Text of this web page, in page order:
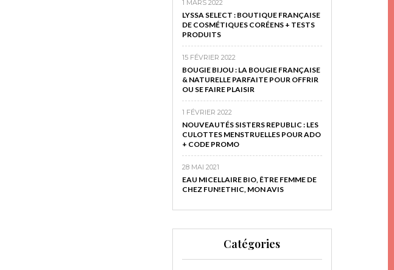
1 MARS 2022
LYSSA SELECT : BOUTIQUE FRANÇAISE
DE COSMÉTIQUES CORÉENS + TESTS
PRODUITS
15 FÉVRIER 2022
BOUGIE BIJOU : LA BOUGIE FRANÇAISE
& NATURELLE PARFAITE POUR OFFRIR
OU SE FAIRE PLAISIR
1 FÉVRIER 2022
NOUVEAUTÉS SISTERS REPUBLIC : LES
CULOTTES MENSTRUELLES POUR ADO
+ CODE PROMO
28 MAI 2021
EAU MICELLAIRE BIO, ÊTRE FEMME DE
CHEZ FUN!ETHIC, MON AVIS
Catégories